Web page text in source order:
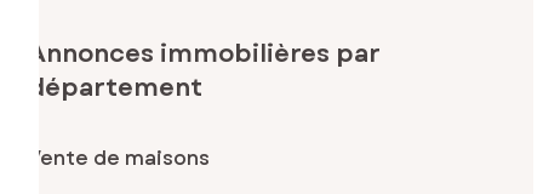
Annonces immobilières par
département
Vente de maisons